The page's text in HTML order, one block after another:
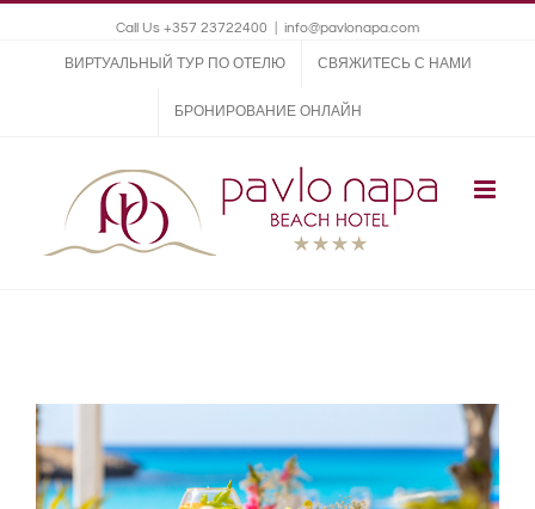
Call Us +357 23722400 info@pavlonapa.com
ВИРТУАЛЬНЫЙ ТУР ПО ОТЕЛЮ СВЯЖИТЕСЬ С НАМИ
БРОНИРОВАНИЕ ОНЛАЙН
View
Larger
Image